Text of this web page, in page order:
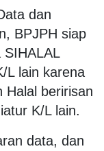
dan
BPJPH siap
L lain karena
Halal beririsan
K/L lain.
data, dan